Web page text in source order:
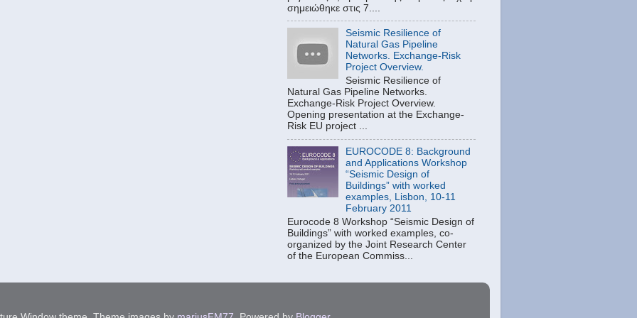
σημειώθηκε στις 7....
Seismic Resilience of
Natural Gas Pipeline
Networks. Exchange-Risk
Project Overview.
Seismic Resilience of
Natural Gas Pipeline Networks.
Exchange-Risk Project Overview.
Opening presentation at the Exchange-
Risk EU project ...
EUROCODE 8: Background
and Applications Workshop
“Seismic Design of
Buildings” with worked
examples, Lisbon, 10-11
February 2011
Eurocode 8 Workshop “Seismic Design of
Buildings” with worked examples, co-
organized by the Joint Research Center
of the European Commiss...